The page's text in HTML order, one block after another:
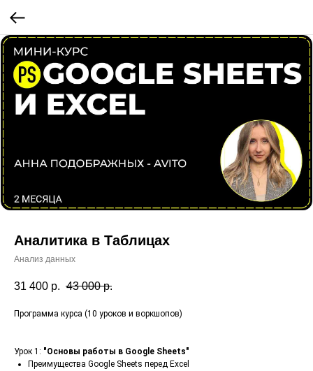
Аналитика в Таблицах
Анализ данных
31 400 р. 43 000 р.
Программа курса (10 уроков и воркшопов)
Урок 1: "Основы работы в Google Sheets"
Преимущества Google Sheets перед Excel